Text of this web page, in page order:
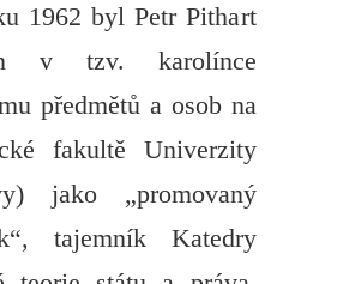
1962 byl Petr Pithart
v tzv. karolínce
předmětů a osob na
fakultě Univerzity
jako „promovaný
tajemník Katedry